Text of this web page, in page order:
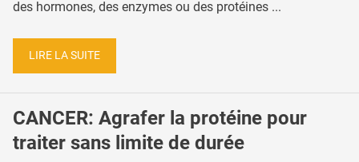
des hormones, des enzymes ou des protéines ...
LIRE LA SUITE
CANCER: Agrafer la protéine pour
traiter sans limite de durée